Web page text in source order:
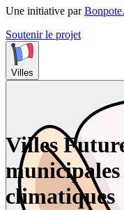
Une initiative par
Soutenir le projet
Villes
Villes
climatiques